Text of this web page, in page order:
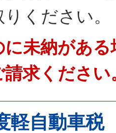
ください。
未納があ
求ください
軽自動車税